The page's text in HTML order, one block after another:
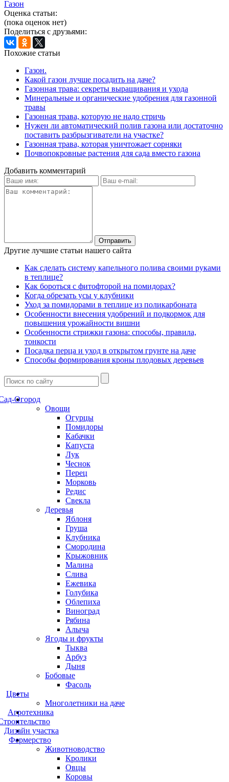
Газон
Оценка статьи:
(пока оценок нет)
Поделиться с друзьями:
Похожие статьи
Газон.
Какой газон лучше посадить на даче?
Газонная трава: секреты выращивания и ухода
Минеральные и органические удобрения для газонной
травы
Газонная трава, которую не надо стричь
Нужен ли автоматический полив газона или достаточно
поставить разбрызгиватели на участке?
Газонная трава, которая уничтожает сорняки
Почвопокровные растения для сада вместо газона
Добавить комментарий
Другие лучшие статьи нашего сайта
Как сделать систему капельного полива своими руками
в теплице?
Как бороться с фитофторой на помидорах?
Когда обрезать усы у клубники
Уход за помидорами в теплице из поликарбоната
Особенности внесения удобрений и подкормок для
повышения урожайности вишни
Особенности стрижки газона: способы, правила,
тонкости
Посадка перца и уход в открытом грунте на даче
Способы формирования кроны плодовых деревьев
Огород
Овощи
Огурцы
Помидоры
Кабачки
Капуста
Лук
Чеснок
Перец
Морковь
Редис
Свекла
Деревья
Яблоня
Груша
Клубника
Смородина
Крыжовник
Малина
Слива
Ежевика
Голубика
Облепиха
Виноград
Рябина
Алыча
Ягоды и фрукты
Тыква
Арбуз
Дыня
Бобовые
Фасоль
Цветы
Многолетники на даче
Агротехника
Дизайн участка
Фермерство
Животноводство
Кролики
Овцы
Коровы